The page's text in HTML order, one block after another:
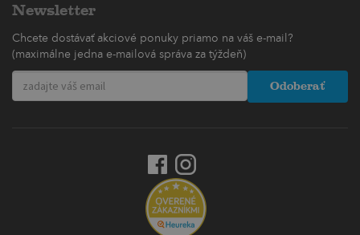
Newsletter
Chcete dostávať akciové ponuky priamo na váš e-mail?
(maximálne jedna e-mailová správa za týždeň)
Odoberať